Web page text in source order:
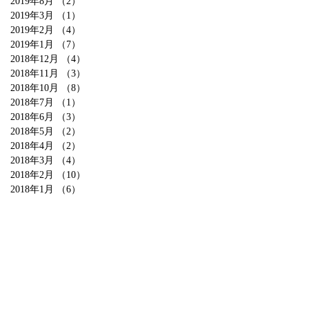
2019年3月
（1）
2019年2月
（4）
2019年1月
（7）
2018年12月
（4）
2018年11月
（3）
2018年10月
（8）
2018年7月
（1）
2018年6月
（3）
2018年5月
（2）
2018年4月
（2）
2018年3月
（4）
2018年2月
（10）
2018年1月
（6）